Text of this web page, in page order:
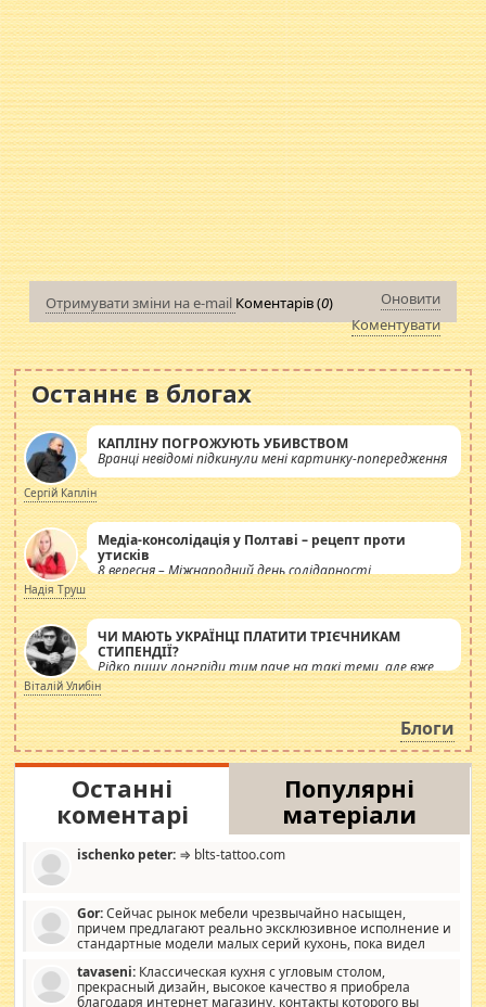
Отримувати зміни на e-mail Коментарів (0)
Оновити
Коментувати
Останнє в блогах
КАПЛІНУ ПОГРОЖУЮТЬ УБИВСТВОМ
Вранці невідомі підкинули мені картинку-попередження
Сергій Каплін
Медіа-консолідація у Полтаві – рецепт проти
утисків
8 вересня – Міжнародний день солідарності
журналістів.
Надія Труш
ЧИ МАЮТЬ УКРАЇНЦІ ПЛАТИТИ ТРІЄЧНИКАМ
СТИПЕНДІЇ?
Рідко пишу лонгріди тим паче на такі теми, але вже
просто дістало! Обурюють сьогоднішні інсенуації
навколо стипендіального питання. Штучно
роздувається ще одна соціальна катастрофа.
Віталій Улибін
Блоги
Останні
коментарі
Популярні
матеріали
ischenko peter: ⇒ blts-tattoo.com
Gor:Сейчас рынок мебели чрезвычайно насыщен,
причем предлагают реально эксклюзивное исполнение и
стандартные модели малых серий кухонь, пока видел
стандартные формы, в MebelOk, креативненько и что главное -
со вкусом все в порядке, без ненужных наворотов удорожающих
tavaseni: Классическая кухня с угловым столом,
прекрасный дизайн, высокое качество я приобрела
благодаря интернет магазину, контакты которого вы